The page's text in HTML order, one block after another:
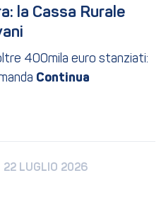
la Cassa Rurale
400mila euro stanziati:
22 LUGLIO 2026